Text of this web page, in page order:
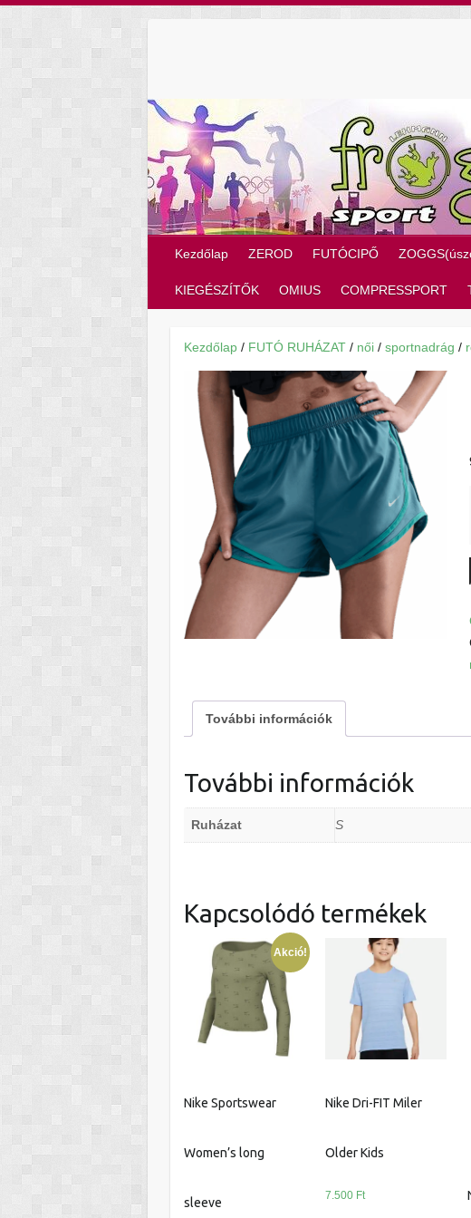
Kezdőlap ZEROD FUTÓCIPŐ
KIEGÉSZÍTŐK OMIUS COMPRESSPORT
Kezdőlap/ FUTÓ RUHÁZAT/ női/ sportnadrág /
További információk
További információk
Ruházat S
Kapcsolódó termékek
Akció!
Nike Sportswear
Women’s long
sleeve
Nike Dri-FIT Miler
Older Kids
7.500 Ft